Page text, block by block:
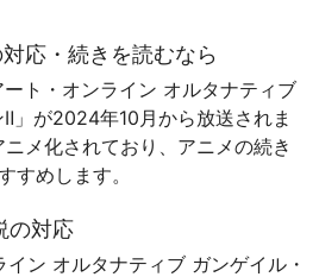
応・続きを読むなら
ト・オンライン オルタナティブ
」が2024年10月から放送されま
メ化されており、アニメの続き
すめします。
の対応
ン オルタナティブ ガンゲイル・